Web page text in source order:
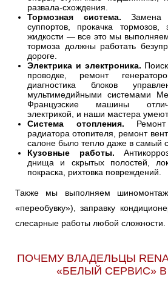
развала-схождения.
Тормозная система. Замена
суппортов, прокачка тормозов,
жидкости — все это мы
тормоза должны работать
дороге.
Электрика и электроника.
проводке, ремонт
диагностика блоков
мультимедийными системами
Французские машины
электрикой, и наши мастера
Система отопления.
радиатора отопителя, ремонт
салоне было тепло даже в самый
Кузовные работы.
днища и скрытых полостей,
покраска, рихтовка повреждений.
Также мы выполняем
«переобувку»), заправку
слесарные работы любой сложности.
ПОЧЕМУ ВЛАДЕЛЬЦЫ
«БЕЛЫЙ СЕРВИС»